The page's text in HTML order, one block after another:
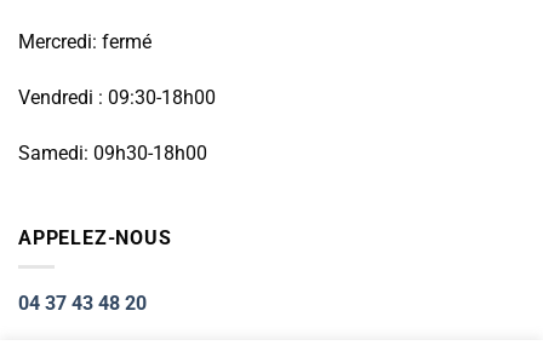
Mercredi: fermé
Vendredi : 09:30-18h00
Samedi: 09h30-18h00
APPELEZ-NOUS
04 37 43 48 20